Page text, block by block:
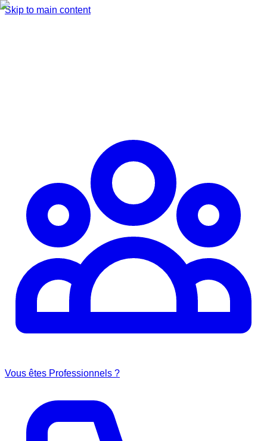
Skip to main content
Vous êtes Professionnels ?